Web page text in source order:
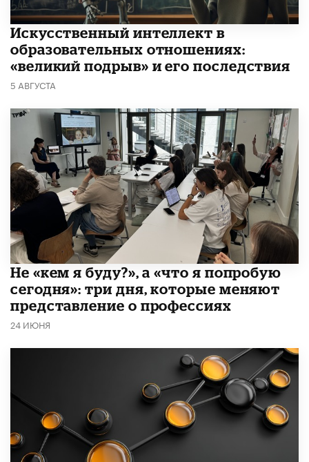
​Искусственный интеллект в
образовательных отношениях:
«великий подрыв» и его последствия
5 АВГУСТА
Не «кем я буду?», а «что я попробую
сегодня»: три дня, которые меняют
представление о профессиях
24 ИЮНЯ